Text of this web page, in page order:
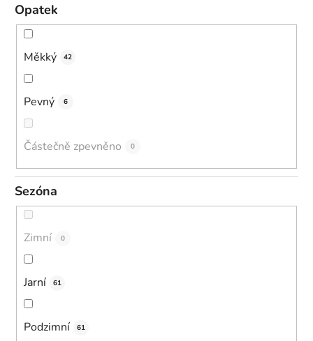
Opatek
Měkký 42
Pevný 6
Částečně zpevněno 0
Sezóna
Zimní 0
Jarní 61
Podzimní 61